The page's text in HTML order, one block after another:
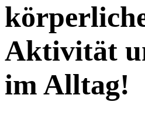
Aktivität
im Alltag!